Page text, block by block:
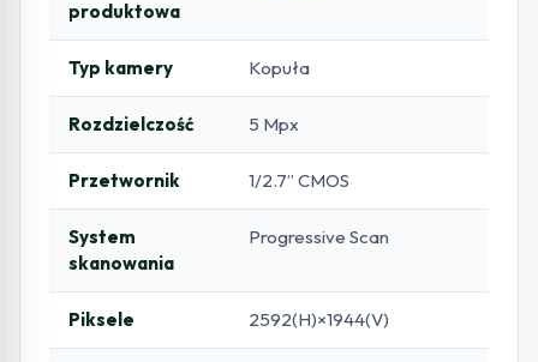
produktowa
Typ kamery Kopuła
Rozdzielczość 5 Mpx
Przetwornik 1/2.7” CMOS
System
skanowania
Progressive Scan
Piksele 2592(H)×1944(V)